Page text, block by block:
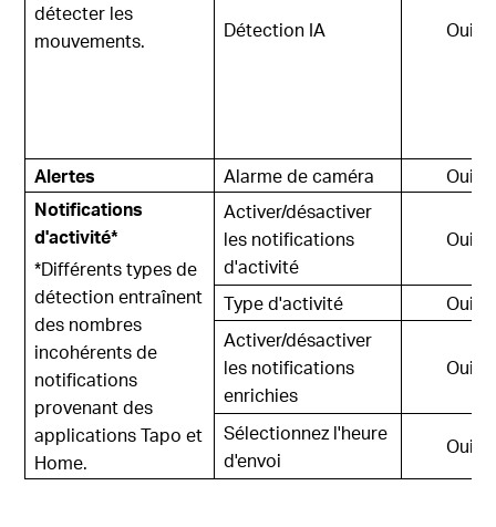
détecter les
mouvements.
Détection IA Oui
Alertes Alarme de caméra
Oui
Notifications
d'activité*
*Différents types de
détection entraînent
des nombres
incohérents de
notifications
provenant des
applications Tapo et
Home.
Activer/désactiver
les notifications
d'activité
Oui
Type d'activité
Oui
Activer/désactiver
les notifications
enrichies
Oui
Sélectionnez l'heure
d'envoi
Oui